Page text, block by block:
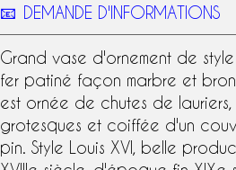
📧 DEMANDE D'INFORMATIONS
Grand vase d'ornement de
fer patiné façon marbre et
est ornée de chutes de
grotesques et coiffée d'un
pin. Style Louis XVI, belle